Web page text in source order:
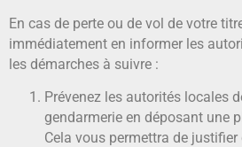
En cas de perte ou de vol de votre
immédiatement en informer les
les démarches à suivre :
Prévenez les autorités locales
gendarmerie en déposant une
Cela vous permettra de